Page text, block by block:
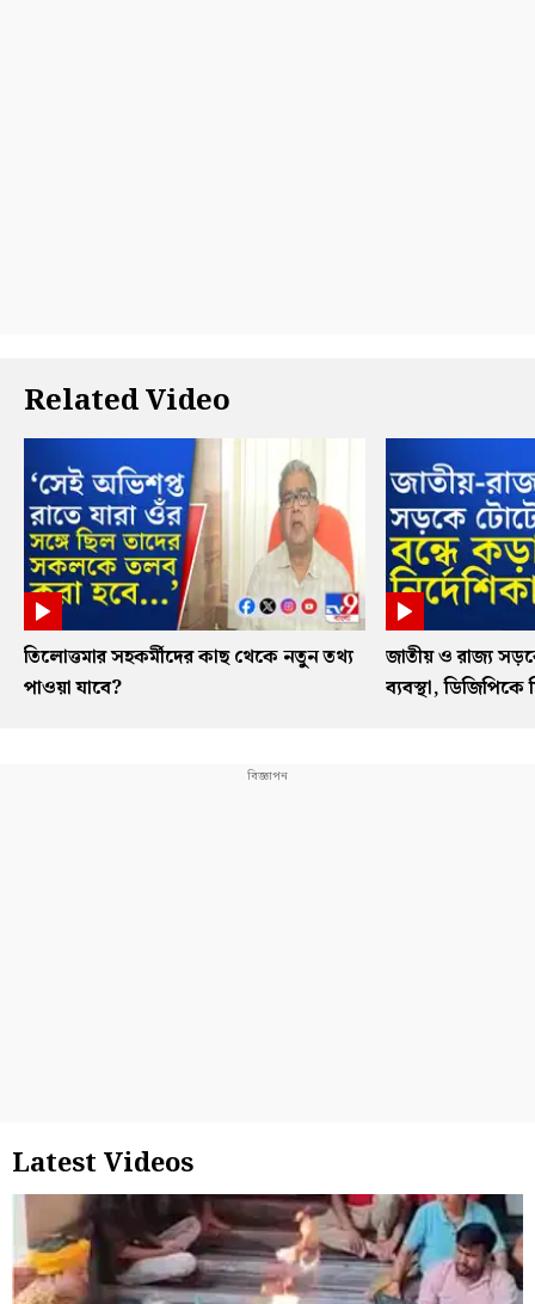
Related Video
তিলোত্তমার সহকর্মীদের কাছ থেকে নতুন তথ্য
পাওয়া যাবে?
জাতীয় ও রাজ্য
ব্যবস্থা,
Latest Videos